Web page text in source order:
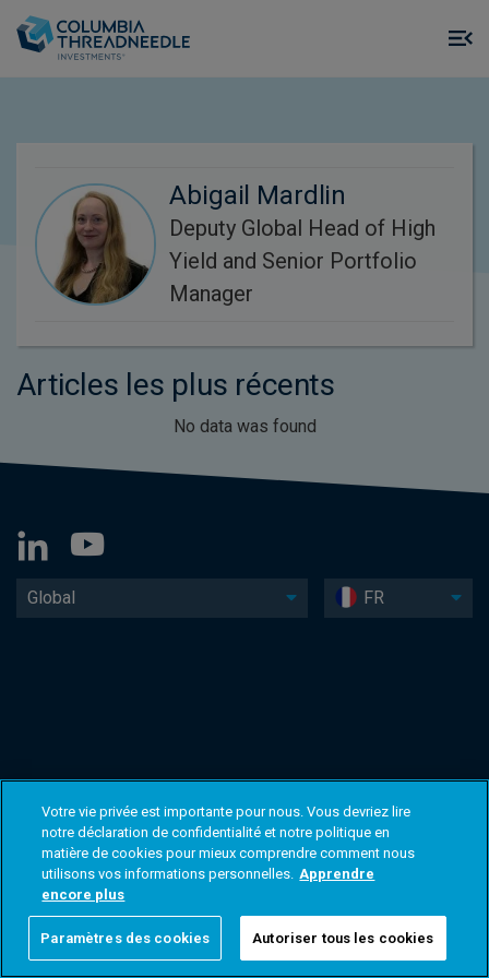
Abigail Mardlin
Deputy Global Head of High
Yield and Senior Portfolio
Manager
Articles les plus récents
No data was found
Global FR
Votre vie privée est importante pour nous. Vous devriez lire
notre déclaration de confidentialité et notre politique en
matière de cookies pour mieux comprendre comment nous
utilisons vos informations personnelles. Apprendre
encore plus
Paramètres des cookies Autoriser tous les cookies